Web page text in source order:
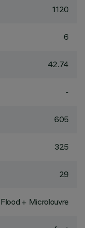
1120
6
42.74
-
605
325
29
+ Microlouvre